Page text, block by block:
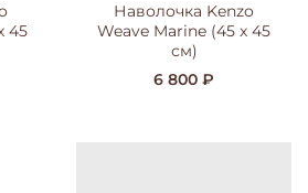
45
Наволочка Kenzo
Weave Marine (45 x 45
см)
6 800 ₽